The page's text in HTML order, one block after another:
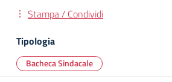
Stampa / Condividi
Tipologia
Bacheca Sindacale